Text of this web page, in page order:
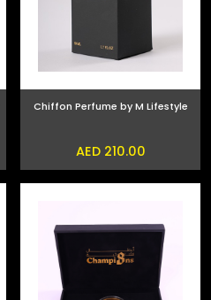
Chiffon Perfume by M Lifestyle
AED 210.00